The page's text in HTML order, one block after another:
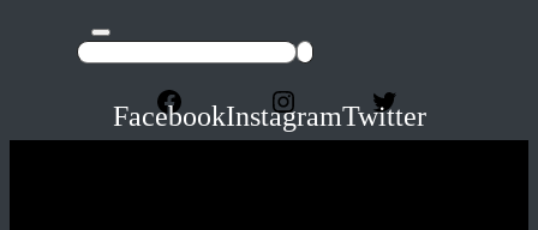
FacebookInstagramTwitter